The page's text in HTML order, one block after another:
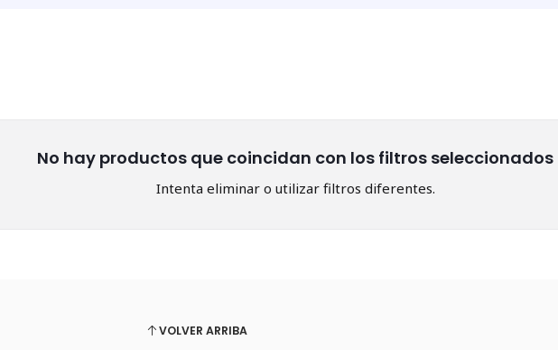
No hay productos que coincidan con los filtros seleccionados
Intenta eliminar o utilizar filtros diferentes.
VOLVER ARRIBA